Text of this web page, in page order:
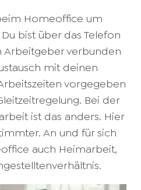
Homeoffice um
bist über das Telefon
verbunden
mit deinen
vorgegeben
Bei der
ist das anders. Hier
An und für sich
auch Heimarbeit,